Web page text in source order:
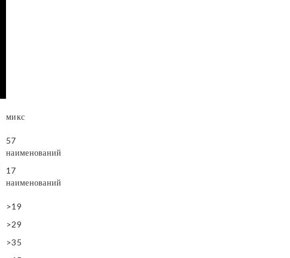
микс
57
наименований
17
наименований
>19
>29
>35